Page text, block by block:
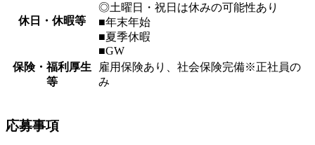
休日・休暇等
◎土曜日・祝日は休みの可能性あり
■年末年始
■夏季休暇
■GW
保険・福利厚生
等
雇用保険あり、社会保険完備※正社員の
み
応募事項